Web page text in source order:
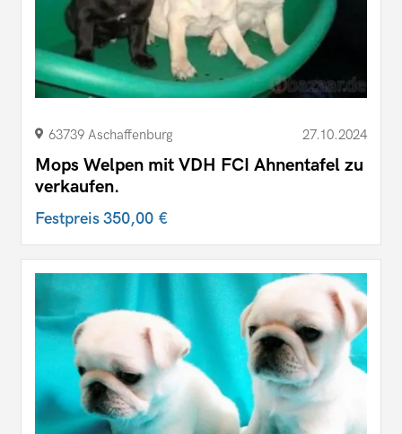
63739 Aschaffenburg 27.10.2024
Mops Welpen mit VDH FCI Ahnentafel zu
verkaufen.
Festpreis350,00 €